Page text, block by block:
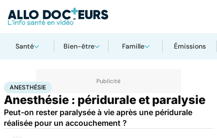
Santé Bien-être Famille Émissions
AccueilSantéAnesthésie
ANESTHÉSIE
Anesthésie : péridurale et paralysie
Peut-on rester paralysée à vie après une péridurale
réalisée pour un accouchement ?